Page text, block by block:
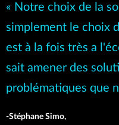
« Notre choix de la
simplement le choix
est à la fois très a
sait amener des
problématiques que
-Stéphane Simo,